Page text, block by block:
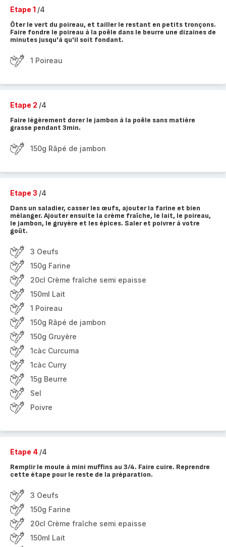
Etape 1 /4
Ôter le vert du poireau, et tailler le restant en petits tronçons.
Faire fondre le poireau à la poêle dans le beurre une dizaines de
minutes jusqu'à qu'il soit fondant.
1 Poireau
Etape 2 /4
Faire légèrement dorer le jambon à la poêle sans matière
grasse pendant 3min.
150g Râpé de jambon
Etape 3 /4
Dans un saladier, casser les œufs, ajouter la farine et bien
mélanger. Ajouter ensuite la crème fraîche, le lait, le poireau,
le jambon, le gruyère et les épices. Saler et poivrer à votre
goût.
3 Oeufs
150g Farine
20cl Crème fraîche semi epaisse
150ml Lait
1 Poireau
150g Râpé de jambon
150g Gruyère
1càc Curcuma
1càc Curry
15g Beurre
Sel
Poivre
Etape 4 /4
Remplir le moule à mini muffins au 3/4. Faire cuire. Reprendre
cette étape pour le reste de la préparation.
3 Oeufs
150g Farine
20cl Crème fraîche semi epaisse
150ml Lait